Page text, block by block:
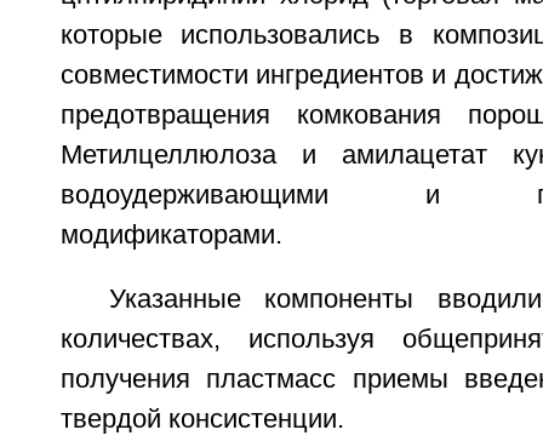
которые использовались в
совместимости ингредиентов и
предотвращения комкования
Метилцеллюлоза и амилацетат
водоудерживающими и
модификаторами.
Указанные компоненты
количествах, используя
получения пластмасс приемы
твердой консистенции.